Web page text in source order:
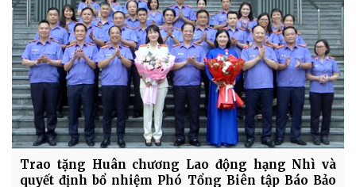
Trao tặng Huân chương Lao động hạng Nhì và
quyết định bổ nhiệm Phó Tổng Biên tập Báo Bảo